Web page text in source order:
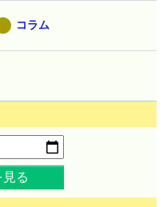
コラム
る